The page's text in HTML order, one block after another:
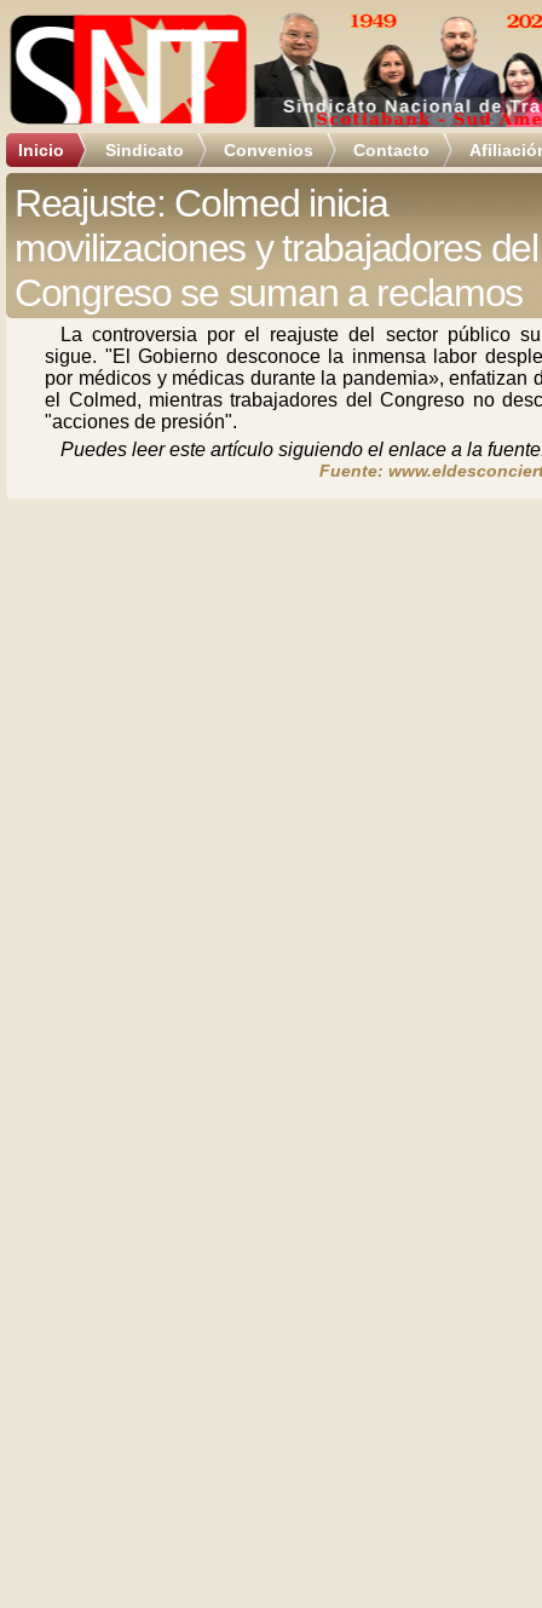
Inicio Sindicato Convenios Contacto
Reajuste: Colmed inicia
movilizaciones y trabajadores del
Congreso se suman a reclamos
La controversia por el reajuste del sector público
sigue. "El Gobierno desconoce la inmensa labor
por médicos y médicas durante la pandemia», enfatizan
el Colmed, mientras trabajadores del Congreso no
"acciones de presión".
Puedes leer este artículo siguiendo el enlace a la
Fuente: